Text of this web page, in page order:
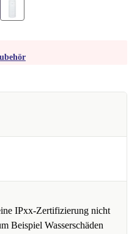
IPxx-Zertifizierung nicht
Beispiel Wasserschäden